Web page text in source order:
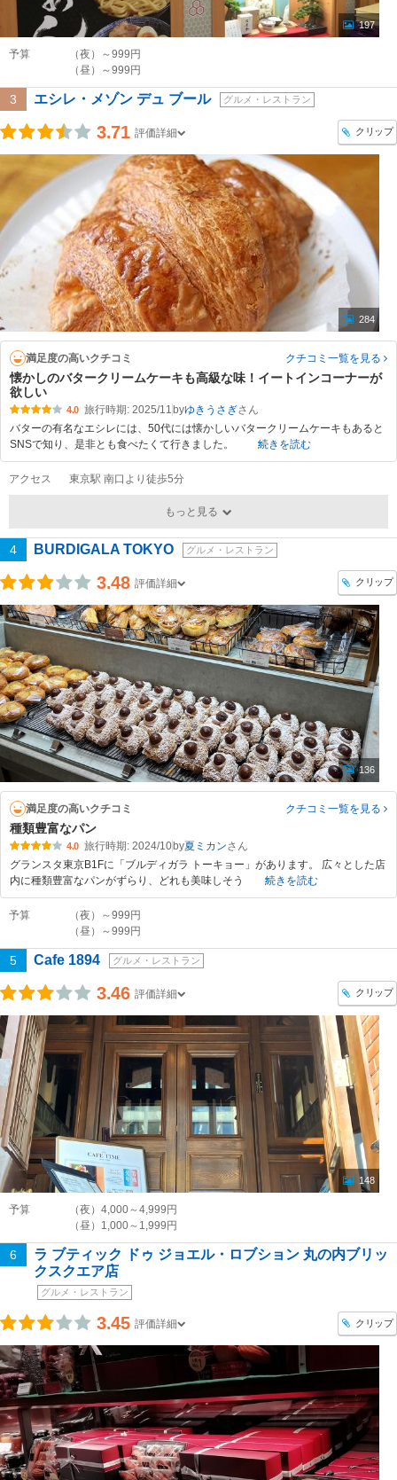
197
予算
（夜）～999円
（昼）～999円
3 エシレ・メゾン デュ ブール グルメ・レストラン
3.71 評価詳細 クリップ
284
満足度の高いクチコミ クチコミ一覧を見る
懐かしのバタークリームケーキも高級な味！イートインコーナーが
欲しい
4.0 旅行時期: 2025/11 byゆきうさぎ
バターの有名なエシレには、50代には懐かしいバタークリームケーキもあると
SNSで知り、是非とも食べたくて行きました。
続きを読む
アクセス 東京駅 南口より徒歩5分
もっと見る
4 BURDIGALA TOKYO グルメ・レストラン
3.48 評価詳細 クリップ
136
満足度の高いクチコミ クチコミ一覧を見る
種類豊富なパン
4.0 旅行時期: 2024/10by夏ミカン
グランスタ東京B1Fに「ブルディガラ トーキョー」があります。 広々とした店
内に種類豊富なパンがずらり、どれも美味しそう
続きを読む
予算
（夜）～999円
（昼）～999円
5 Cafe 1894 グルメ・レストラン
3.46 評価詳細 クリップ
148
予算
（夜）4,000～4,999円
（昼）1,000～1,999円
6
ラ ブティック ドゥ ジョエル・ロブション 丸の内ブリッ
クスクエア店
グルメ・レストラン
3.45 評価詳細 クリップ